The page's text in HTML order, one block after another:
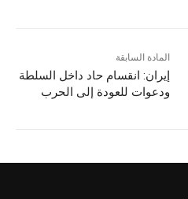
المادة السابقة
إيران: انقسام حاد داخل السلطة
ودعوات للعودة إلى الحرب